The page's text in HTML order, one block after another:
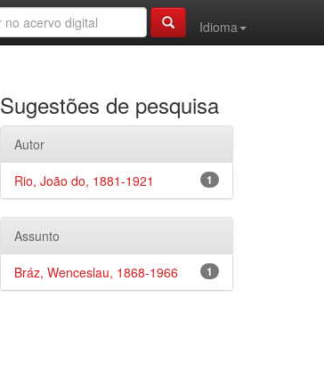
Idioma
Sugestões de pesquisa
Autor
1
Rio, João do, 1881-1921
Assunto
1
Bráz, Wenceslau, 1868-1966